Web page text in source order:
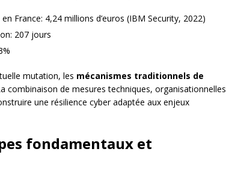
France: 4,24 millions d’euros (IBM Security, 2022)
207 jours
mutation, les mécanismes traditionnels de
combinaison de mesures techniques, organisationnelles
une résilience cyber adaptée aux enjeux
fondamentaux et